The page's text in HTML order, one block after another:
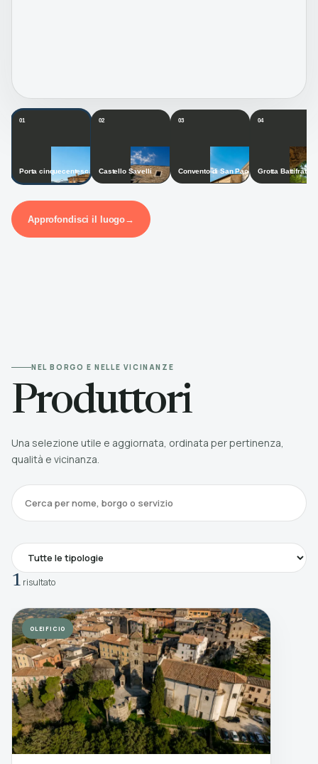
01
Porta cinquecentesca
02
Castello Savelli
03
Convento di San Paolo
04
Grotta Battifratta
Approfondisci il luogo→
NEL BORGO E NELLE VICINANZE
Produttori
Una selezione utile e aggiornata, ordinata per pertinenza,
qualità e vicinanza.
1 risultato
OLEIFICIO